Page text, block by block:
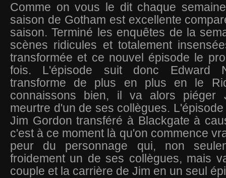
Comme on vous le dit chaque
saison de Gotham est excellente
saison. Terminé les enquêtes de la
scènes ridicules et totalement
transformée et ce nouvel épisode le
fois. L'épisode suit donc Edward
transforme de plus en plus en le
connaissons bien, il va alors piéger
meurtre d'un de ses collègues.
Jim Gordon transféré à Blackgate à
c'est à ce moment là qu'on commence
peur du personnage qui, non
froidement un de ses collègues, mais
couple et la carrière de Jim en un seul